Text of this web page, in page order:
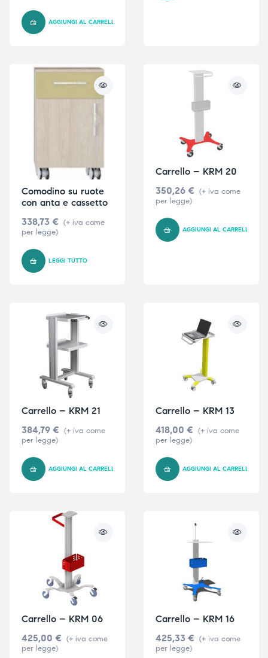
AGGIUNGI AL CARRELLO
Comodino su ruote
con anta e cassetto
338,73 € (+ iva come
per legge)
LEGGI TUTTO
Carrello – KRM 20
350,26 € (+ iva come
per legge)
AGGIUNGI AL CARRELLO
Carrello – KRM 21
384,79 € (+ iva come
per legge)
AGGIUNGI AL CARRELLO
Carrello – KRM 13
418,00 € (+ iva come
per legge)
AGGIUNGI AL CARRELLO
Carrello – KRM 06
425,00 € (+ iva come
per legge)
Carrello – KRM 16
425,33 € (+ iva come
per legge)